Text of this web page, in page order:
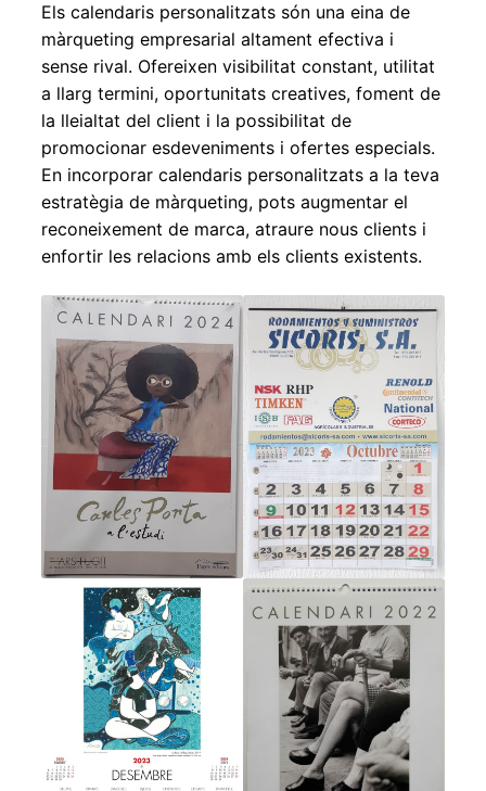
Els calendaris personalitzats són una eina de
màrqueting empresarial altament efectiva i
sense rival. Ofereixen visibilitat constant, utilitat
a llarg termini, oportunitats creatives, foment de
la lleialtat del client i la possibilitat de
promocionar esdeveniments i ofertes especials.
En incorporar calendaris personalitzats a la teva
estratègia de màrqueting, pots augmentar el
reconeixement de marca, atraure nous clients i
enfortir les relacions amb els clients existents.